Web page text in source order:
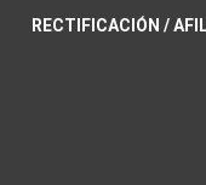
RECTIFICACIÓN /